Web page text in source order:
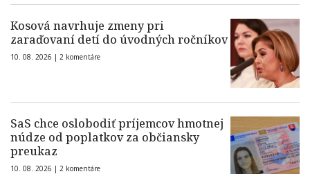
Kosová navrhuje zmeny pri
zaraďovaní detí do úvodných ročníkov
10. 08. 2026 | 2 komentáre
SaS chce oslobodiť príjemcov hmotnej
núdze od poplatkov za občiansky
preukaz
10. 08. 2026 | 2 komentáre